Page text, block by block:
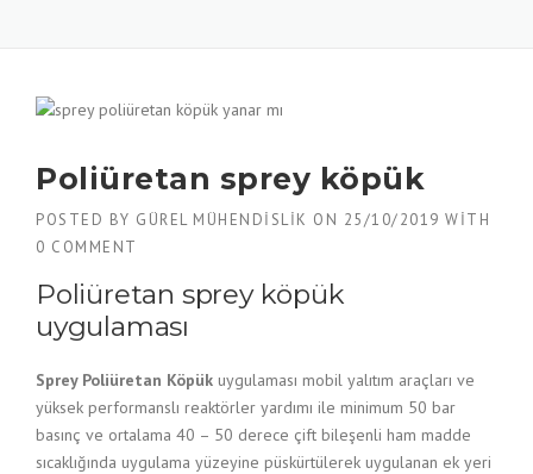
Poliüretan sprey köpük
POSTED BY GÜREL MÜHENDISLIK ON 25/10/2019 WITH
0 COMMENT
Poliüretan sprey köpük
uygulaması
Sprey Poliüretan Köpük uygulaması mobil yalıtım araçları ve
yüksek performanslı reaktörler yardımı ile minimum 50 bar
basınç ve ortalama 40 – 50 derece çift bileşenli ham madde
sıcaklığında uygulama yüzeyine püskürtülerek uygulanan ek yeri